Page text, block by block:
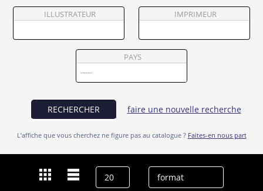
Vendre
ILLUSTRATEUR IMPRIMEUR
PAYS
RECHERCHER faire une nouvelle recherche
L’affiche que vous cherchez ne figure pas au catalogue ? Faites-en nous part